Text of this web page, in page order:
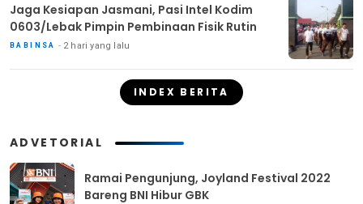
Jaga Kesiapan Jasmani, Pasi Intel Kodim
0603/Lebak Pimpin Pembinaan Fisik Rutin
BABINSA 2 hari yang lalu
INDEX BERITA
ADVETORIAL
Ramai Pengunjung, Joyland Festival 2022
Bareng BNI Hibur GBK